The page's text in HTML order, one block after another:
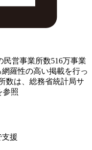
営事業所数516万事業
羅性の高い掲載を行っ
数は、総務省統計局サ
参照
援